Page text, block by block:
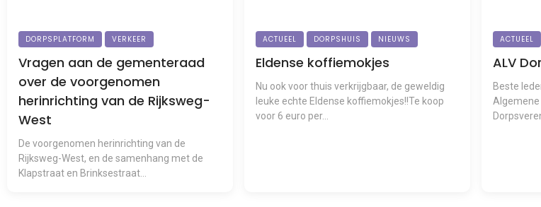
DORPSPLATFORM VERKEER
Vragen aan de gementeraad
over de voorgenomen
herinrichting van de Rijksweg-
West
De voorgenomen herinrichting van de
Rijksweg-West, en de samenhang met de
Klapstraat en Brinksestraat...
ACTUEEL DORPSHUIS NIEUWS
Eldense koffiemokjes
Nu ook voor thuis verkrijgbaar, de geweldig
leuke echte Eldense koffiemokjes!!Te koop
voor 6 euro per...
ACTUEEL
ALV
Beste